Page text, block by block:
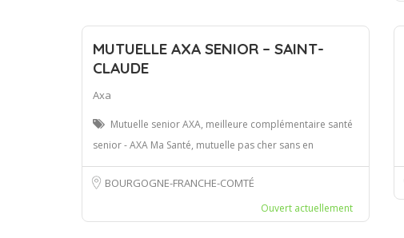
MUTUELLE AXA SENIOR – SAINT-
CLAUDE
Axa
Mutuelle senior AXA, meilleure complémentaire santé
senior - AXA Ma Santé, mutuelle pas cher sans en
BOURGOGNE-FRANCHE-COMTÉ
Ouvert actuellement